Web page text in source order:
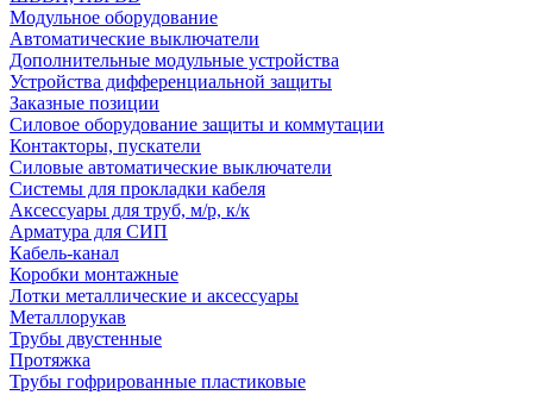
Модульное оборудование
Автоматические выключатели
Дополнительные модульные устройства
Устройства дифференциальной защиты
Заказные позиции
Силовое оборудование защиты и коммутации
Контакторы, пускатели
Силовые автоматические выключатели
Системы для прокладки кабеля
Аксессуары для труб, м/р, к/к
Арматура для СИП
Кабель-канал
Коробки монтажные
Лотки металлические и аксессуары
Металлорукав
Трубы двустенные
Протяжка
Трубы гофрированные пластиковые